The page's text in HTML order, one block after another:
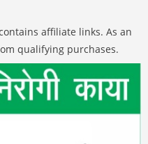
affiliate links. As an
qualifying purchases.